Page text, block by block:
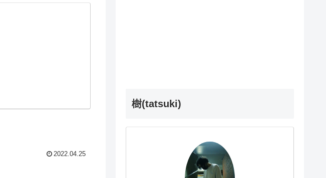
2022.04.25
樹(tatsuki)